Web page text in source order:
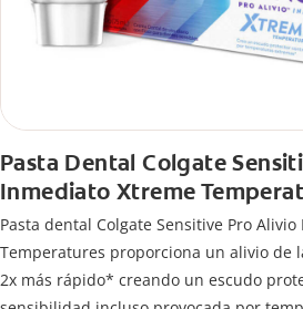
Pasta Dental Colgate
Inmediato Xtreme
Pasta dental Colgate Sensitive Pro
Temperatures proporciona un alivio de
2x más rápido* creando un escudo